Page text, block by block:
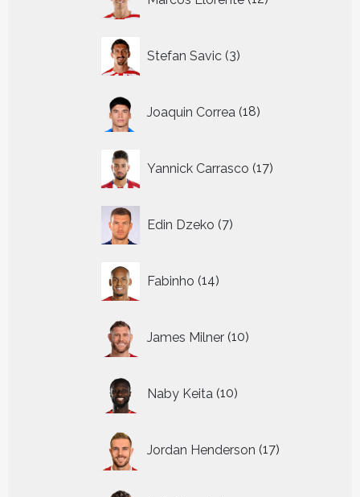
producten
Stefan Savic 3
producten
Joaquin Correa 18
producten
Yannick Carrasco 17
producten
Edin Dzeko 7
producten
Fabinho 14
producten
James Milner 10
producten
Naby Keita 10
producten
Jordan Henderson 17
producten